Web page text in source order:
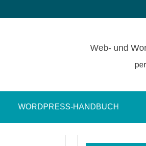
Web- und
WORDPRESS-HANDBUCH